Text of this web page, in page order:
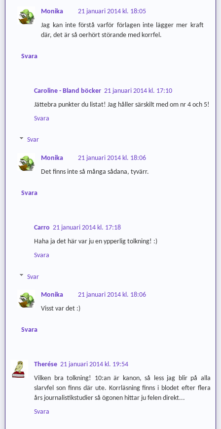
Monika
21 januari 2014 kl. 18:05
Jag kan inte förstå varför förlagen inte lägger mer kraft
där, det är så oerhört störande med korrfel.
Svara
Caroline - Bland böcker 21 januari 2014 kl. 17:10
Jättebra punkter du listat! Jag håller särskilt med om nr 4 och 5!
Svara
Svar
Monika
21 januari 2014 kl. 18:06
Det finns inte så många sådana, tyvärr.
Svara
Carro 21 januari 2014 kl. 17:18
Haha ja det här var ju en ypperlig tolkning! :)
Svara
Svar
Monika
21 januari 2014 kl. 18:06
Visst var det :)
Svara
Therése 21 januari 2014 kl. 19:54
Vilken bra tolkning! 10:an är kanon, så less jag blir på alla
slarvfel son finns där ute. Korrläsning finns i blodet efter flera
års journalistikstudier så ögonen hittar ju felen direkt...
Svara